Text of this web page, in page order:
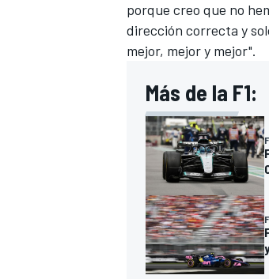
porque creo que no
dirección correcta y
mejor, mejor y mejor".
Más de la F1: